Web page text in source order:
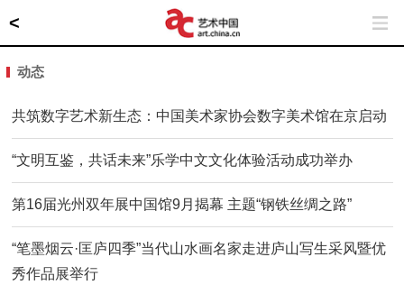
<
动态
共筑数字艺术新生态：中国美术家协会数字美术馆在京启动
“文明互鉴，共话未来”乐学中文文化体验活动成功举办
第16届光州双年展中国馆9月揭幕 主题“钢铁丝绸之路”
“笔墨烟云·匡庐四季”当代山水画名家走进庐山写生采风暨优
秀作品展举行